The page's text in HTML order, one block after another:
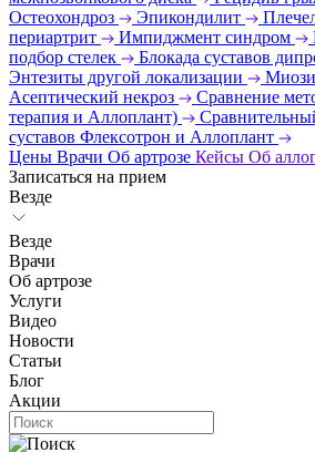
Остеохондроз
Эпикондилит
периартрит
Импиджмент синдром
подбор стелек
Блокада суставов
Энтезиты другой локализации
Асептический некроз
Сравнение
терапия и Аллоплант)
суставов Флексотрон и Аллоплант
Цены Врачи Об артрозе Кейсы Об
Записаться на прием
Везде
Везде
Врачи
Об артрозе
Услуги
Видео
Новости
Статьи
Блог
Акции